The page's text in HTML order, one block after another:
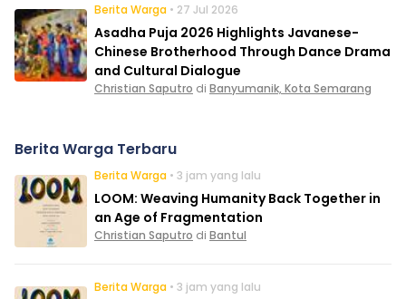
Berita Warga • 27 Jul 2026
Asadha Puja 2026 Highlights Javanese-
Chinese Brotherhood Through Dance Drama
and Cultural Dialogue
Christian Saputro di Banyumanik, Kota Semarang
Berita Warga Terbaru
Berita Warga • 3 jam yang lalu
LOOM: Weaving Humanity Back Together in
an Age of Fragmentation
Christian Saputro di Bantul
Berita Warga • 3 jam yang lalu